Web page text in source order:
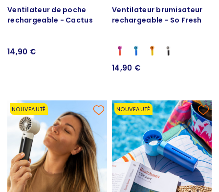
Ventilateur de poche
rechargeable - Cactus
14,90 €
Ventilateur brumisateur
rechargeable - So Fresh
14,90 €
NOUVEAUTÉ NOUVEAUTÉ